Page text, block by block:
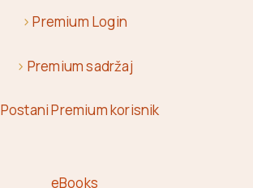
>Premium Login
> Premium sadržaj
Postani Premium korisnik
eBooks